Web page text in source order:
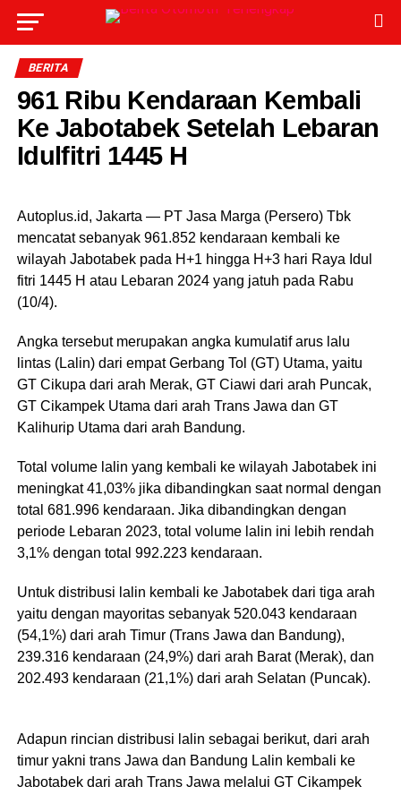
BERITA
961 Ribu Kendaraan Kembali
Ke Jabotabek Setelah Lebaran
Idulfitri 1445 H
Autoplus.id, Jakarta — PT Jasa Marga (Persero) Tbk
mencatat sebanyak 961.852 kendaraan kembali ke
wilayah Jabotabek pada H+1 hingga H+3 hari Raya Idul
fitri 1445 H atau Lebaran 2024 yang jatuh pada Rabu
(10/4).
Angka tersebut merupakan angka kumulatif arus lalu
lintas (Lalin) dari empat Gerbang Tol (GT) Utama, yaitu
GT Cikupa dari arah Merak, GT Ciawi dari arah Puncak,
GT Cikampek Utama dari arah Trans Jawa dan GT
Kalihurip Utama dari arah Bandung.
Total volume lalin yang kembali ke wilayah Jabotabek ini
meningkat 41,03% jika dibandingkan saat normal dengan
total 681.996 kendaraan. Jika dibandingkan dengan
periode Lebaran 2023, total volume lalin ini lebih rendah
3,1% dengan total 992.223 kendaraan.
Untuk distribusi lalin kembali ke Jabotabek dari tiga arah
yaitu dengan mayoritas sebanyak 520.043 kendaraan
(54,1%) dari arah Timur (Trans Jawa dan Bandung),
239.316 kendaraan (24,9%) dari arah Barat (Merak), dan
202.493 kendaraan (21,1%) dari arah Selatan (Puncak).
Adapun rincian distribusi lalin sebagai berikut, dari arah
timur yakni trans Jawa dan Bandung Lalin kembali ke
Jabotabek dari arah Trans Jawa melalui GT Cikampek